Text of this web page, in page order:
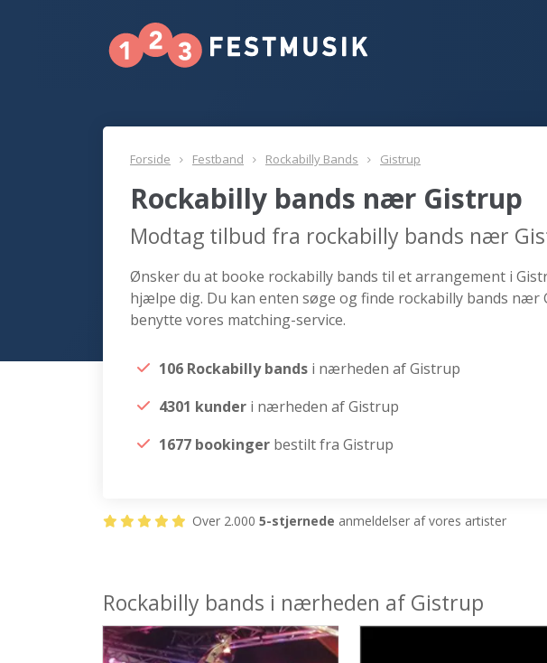
Forside Festband Rockabilly Bands Gistrup
Rockabilly bands nær Gistrup
Modtag tilbud fra rockabilly bands nær
Ønsker du at booke rockabilly bands til et arrangement i
hjælpe dig. Du kan enten søge og finde rockabilly bands nær
benytte vores matching-service.
106 Rockabilly bands i nærheden af Gistrup
4301 kunder i nærheden af Gistrup
1677 bookinger bestilt fra Gistrup
Over 2.000 5-stjernede anmeldelser af vores artister
Rockabilly bands i nærheden af Gistrup